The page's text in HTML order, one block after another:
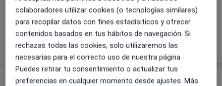
Ver todos los especialistas (6)
Mostrar perfil
colaboradores utilizar cookies (o tecnologías similares)
para recopilar datos con fines estadísiticos y ofrecer
contenidos basados en tus hábitos de navegación. Si
rechazas todas las cookies, solo utilizaremos las
necesarias para el correcto uso de nuestra página.
Puedes retirar tu consentimiento o actualizar tus
preferencias en cualquier momento desde ajustes. Más